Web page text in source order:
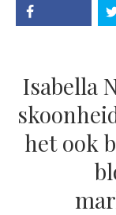
Isabella
het ook